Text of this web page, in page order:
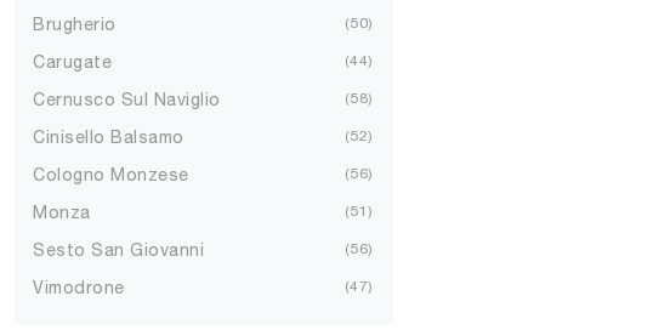
Brugherio 50
Carugate 44
Cernusco Sul Naviglio 58
Cinisello Balsamo 52
Cologno Monzese 56
Monza 51
Sesto San Giovanni 56
Vimodrone 47